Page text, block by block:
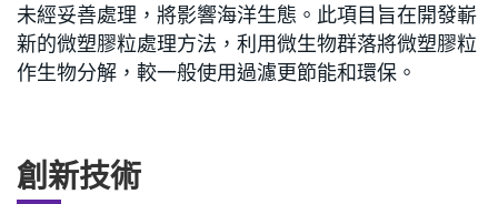
未經妥善處理，將影響海洋生態。此項目旨在開發嶄
新的微塑膠粒處理方法，利用微生物群落將微塑膠粒
作生物分解，較一般使用過濾更節能和環保。
創新技術